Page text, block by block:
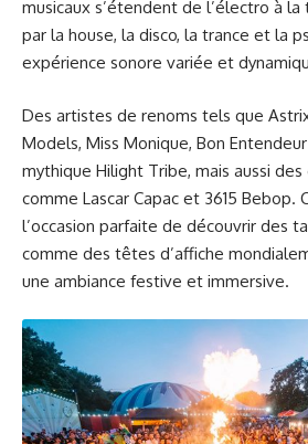
musicaux s’étendent de l’électro à la
par la house, la disco, la trance et la
expérience sonore variée et
Des artistes de renoms tels que
Models, Miss Monique, Bon
mythique Hilight Tribe, mais aussi
comme Lascar Capac et 3615 Bebop.
l’occasion parfaite de découvrir des
comme des têtes d’affiche
une ambiance festive et immersive.